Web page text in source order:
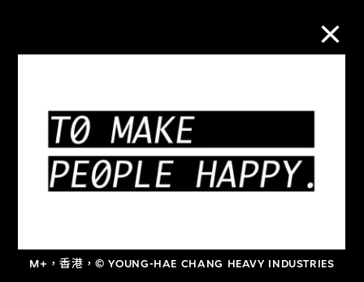
M+，香港，© YOUNG-HAE CHANG HEAVY INDUSTRIES
進一步篩選 搜索
關於M+藏品